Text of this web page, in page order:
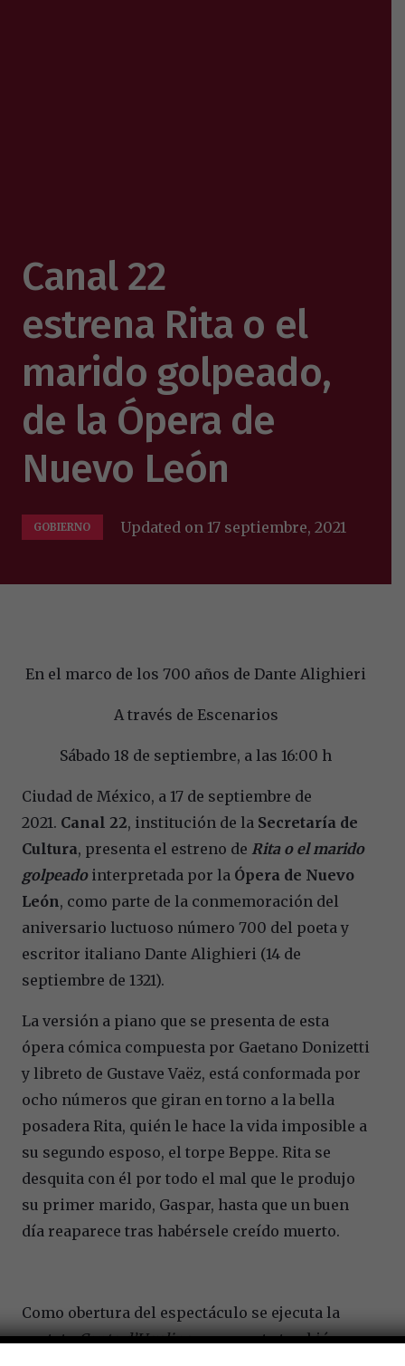
Canal 22
estrena Rita o el
marido golpeado,
de la Ópera de
Nuevo León
GOBIERNO Updated on 17 septiembre, 2021
En el marco de los 700 años de Dante Alighieri
A través de Escenarios
Sábado 18 de septiembre, a las 16:00 h
Ciudad de México, a 17 de septiembre de
2021. Canal 22, institución de la Secretaría de
Cultura, presenta el estreno de Rita o el marido
golpeadointerpretada por la Ópera de Nuevo
León, como parte de la conmemoración del
aniversario luctuoso número 700 del poeta y
escritor italiano Dante Alighieri (14 de
septiembre de 1321).
La versión a piano que se presenta de esta
ópera cómica compuesta por Gaetano Donizetti
y libreto de Gustave Vaëz, está conformada por
ocho números que giran en torno a la bella
posadera Rita, quién le hace la vida imposible a
su segundo esposo, el torpe Beppe. Rita se
desquita con él por todo el mal que le produjo
su primer marido, Gaspar, hasta que un buen
día reaparece tras habérsele creído muerto.
Como obertura del espectáculo se ejecuta la
cantataCanto d’Ugolinocompuesta también por